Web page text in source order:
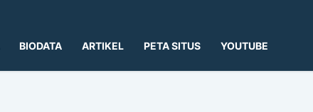
BIODATA ARTIKEL PETA SITUS YOUTUBE